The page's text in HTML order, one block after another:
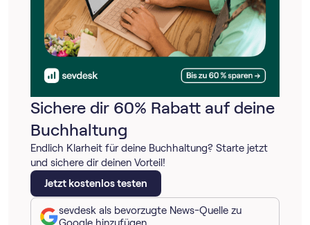
Sichere dir 60% Rabatt auf deine
Buchhaltung
Endlich Klarheit für deine Buchhaltung? Starte jetzt
und sichere dir deinen Vorteil!
Jetzt kostenlos testen
sevdesk als bevorzugte News-Quelle zu
Google hinzufügen